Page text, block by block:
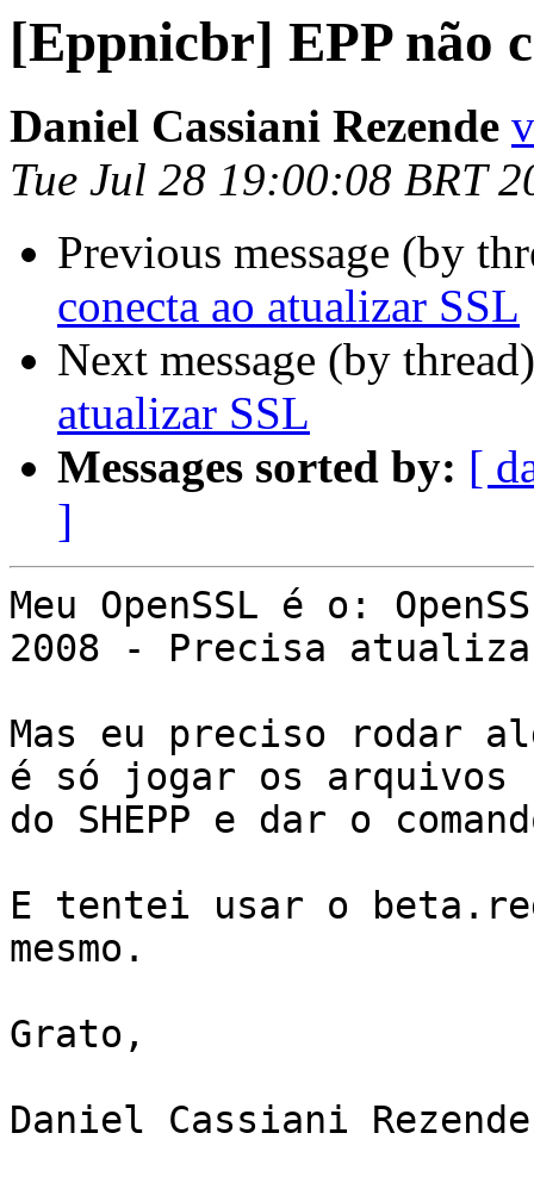
[Eppnicbr] EPP não
Daniel Cassiani Rezende
Tue Jul 28 19:00:08 BRT
Previous message (by
conecta ao atualizar SSL
Next message (by
atualizar SSL
Messages sorted by: [
]
Meu OpenSSL é o:
2008 - Precisa
Mas eu preciso rodar
é só jogar os arquivos
do SHEPP e dar o
E tentei usar o
mesmo.
Grato,
Daniel Cassiani Rezende